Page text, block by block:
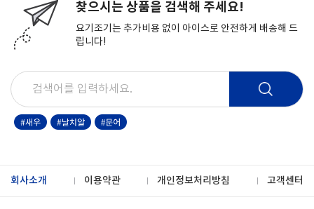
찾으시는 상품을 검색해 주세요!
요기조기는 추가비용 없이 아이스로 안전하게 배송해 드
립니다!
회사소개 이용약관 개인정보처리방침 고객센터